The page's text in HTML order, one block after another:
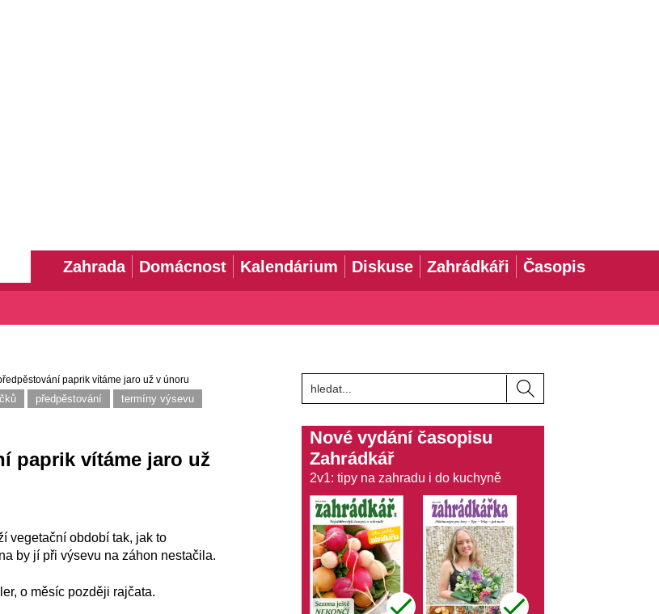
Zahrada Domácnost Kalendárium Diskuse Zahrádkáři Časopis
paprik vítáme jaro už v únoru
předpěstování
termíny výsevu
paprik vítáme jaro už
vegetační období tak, jak to
by jí při výsevu na záhon nestačila.
o měsíc později rajčata.
Nové vydání časopisu
Zahrádkář
2v1: tipy na zahradu i do kuchyně